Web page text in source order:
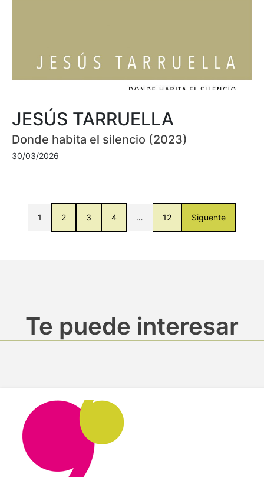
JESÚS TARRUELLA
Donde habita el silencio (2023)
30/03/2026
1 2 3 4 … 12 Siguente
Te puede interesar